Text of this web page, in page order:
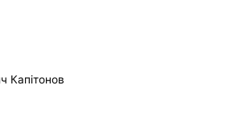
Капітонов